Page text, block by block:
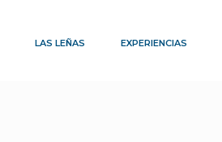
LAS LEÑAS EXPERIENCIAS